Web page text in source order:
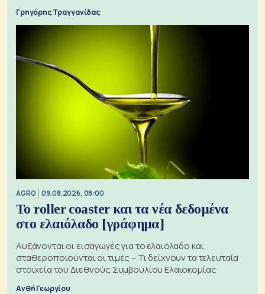
Γρηγόρης Τραγγανίδας
AGRO 09.08.2026, 08:00
Το roller coaster και τα νέα δεδομένα
στο ελαιόλαδο [γράφημα]
Αυξάνονται οι εισαγωγές για το ελαιόλαδο και
σταθεροποιούνται οι τιμές – Τι δείχνουν τα τελευταία
στοιχεία του Διεθνούς Συμβουλίου Ελαιοκομίας
Ανθή Γεωργίου